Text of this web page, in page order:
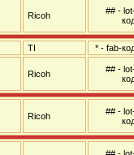
Ricoh
## -
TI * - fab-
Ricoh
## -
Ricoh
## -